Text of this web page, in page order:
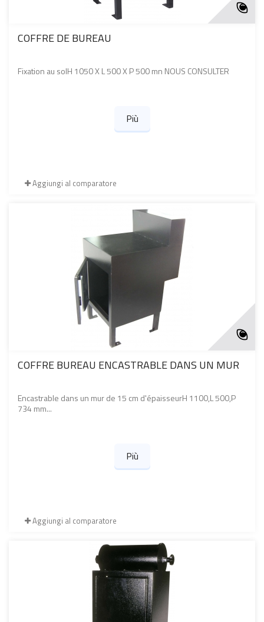
COFFRE DE BUREAU
Fixation au solH 1050 X L 500 X P 500 mn NOUS CONSULTER
Più
Aggiungi al comparatore
COFFRE BUREAU ENCASTRABLE DANS UN MUR
Encastrable dans un mur de 15 cm d'épaisseurH 1100,L 500,P
734 mm...
Più
Aggiungi al comparatore